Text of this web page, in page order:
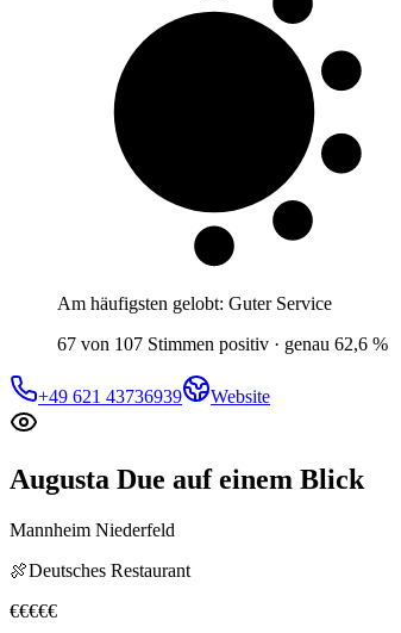
Am häufigsten gelobt: Guter Service
67 von 107 Stimmen positiv · genau 62,6 %
+49 621 43736939 Website
Augusta Due auf einem Blick
Mannheim Niederfeld
🍖Deutsches Restaurant
€€€€€